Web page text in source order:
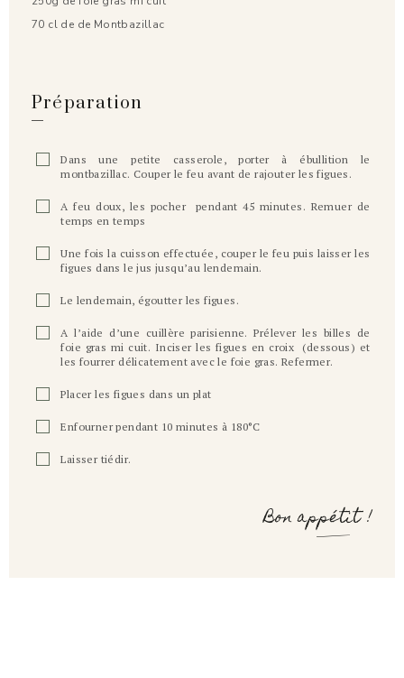
70 cl de de Montbazillac
Préparation
Dans une petite casserole, porter à ébullition le
montbazillac. Couper le feu avant de rajouter les figues.
A feu doux, les pocher pendant 45 minutes. Remuer de
temps en temps
Une fois la cuisson effectuée, couper le feu puis laisser les
figues dans le jus jusqu’au lendemain.
Le lendemain, égoutter les figues.
A l’aide d’une cuillère parisienne. Prélever les billes de
foie gras mi cuit. Inciser les figues en croix (dessous) et
les fourrer délicatement avec le foie gras. Refermer.
Placer les figues dans un plat
Enfourner pendant 10 minutes à 180°C
Laisser tiédir.
Bon appétit !